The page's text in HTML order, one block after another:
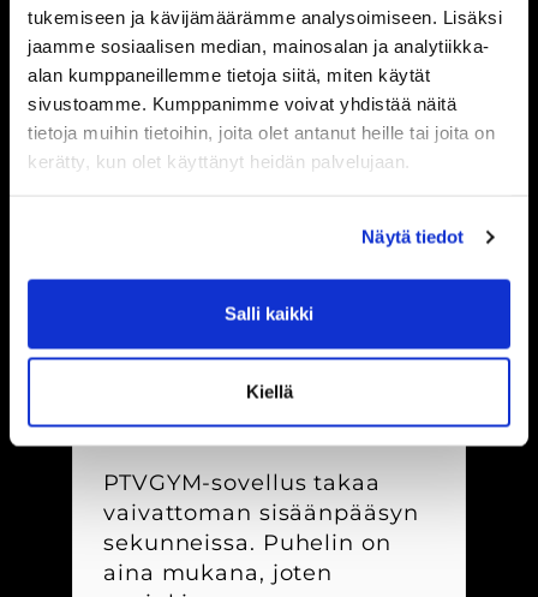
tukemiseen ja kävijämäärämme analysoimiseen. Lisäksi
jaamme sosiaalisen median, mainosalan ja analytiikka-
alan kumppaneillemme tietoja siitä, miten käytät
sivustoamme. Kumppanimme voivat yhdistää näitä
tietoja muihin tietoihin, joita olet antanut heille tai joita on
kerätty, kun olet käyttänyt heidän palvelujaan.
Näytä tiedot
Salli kaikki
Kiellä
24/7 VAPAUS
Ei enää kiirehtimistä ennen
kaksi iltapäivällä tai kolme
aamuyöllä.
DIGITAALINEN
AVAIN
PTVGYM-sovellus takaa
vaivattoman sisäänpääsyn
sekunneissa. Puhelin on
aina mukana, joten